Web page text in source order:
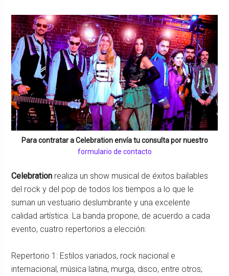
Para contratar aCelebrationenvía tu consulta por nuestro
formulario de contacto
Celebration realiza un show musical de éxitos bailables
del rock y del pop de todos los tiempos a lo que le
suman un vestuario deslumbrante y una excelente
calidad artística. La banda propone, de acuerdo a cada
evento, cuatro repertorios a elección:
Repertorio 1: Estilos variados, rock nacional e
internacional, música latina, murga, disco, entre otros;